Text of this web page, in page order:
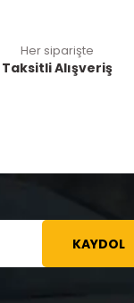
Her siparişte
Taksitli Alışveriş
KAYDOL